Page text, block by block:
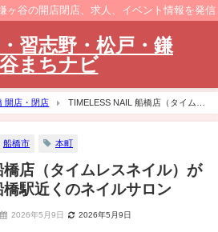
ヶ谷の開店閉店、求人、イベント情報を発信
習志野・松戸・鎌
まちナビ
開店・閉店
TIMELESS NAIL 船橋店（タイムレ
駅近くのネイルサロン
船橋市 本町
店（タイムレスネイル）が
駅近くのネイルサロン
2026年5月9日 2026年5月9日